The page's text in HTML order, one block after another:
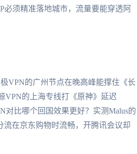
须精准落地城市，流量要能穿透阿
VPN的广州节点在晚高峰能撑住《长
VPN的上海专线打《原神》延迟
对比哪个回国效果更好？实测Malus的
流在京东购物时流畅，开腾讯会议却